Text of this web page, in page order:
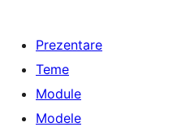
Prezentare
Teme
Module
Modele